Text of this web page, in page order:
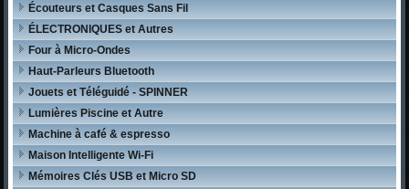
Écouteurs et Casques Sans Fil
ÉLECTRONIQUES et Autres
Four à Micro-Ondes
Haut-Parleurs Bluetooth
Jouets et Téléguidé - SPINNER
Lumières Piscine et Autre
Machine à café & espresso
Maison Intelligente Wi-Fi
Mémoires Clés USB et Micro SD